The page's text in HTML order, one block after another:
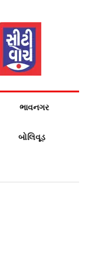
ભાવનગર
બોલિવૂડ